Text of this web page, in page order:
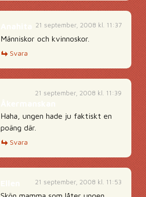
21 september, 2008 kl. 11:37
Människor och kvinnoskor.
Svara
21 september, 2008 kl. 11:39
Haha, ungen hade ju faktiskt en
poäng där.
Svara
21 september, 2008 kl. 11:53